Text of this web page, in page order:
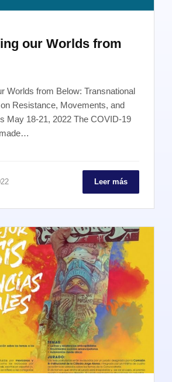
our Worlds from
Worlds from Below: Transnational
Resistance, Movements, and
May 18-21, 2022 The COVID-19
Leer más